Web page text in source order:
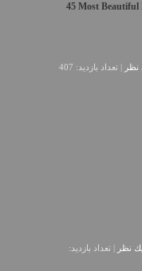
45 Most Beautiful
نظر | تعداد بازدید: 407
يك نظر
| تعداد بازدید: